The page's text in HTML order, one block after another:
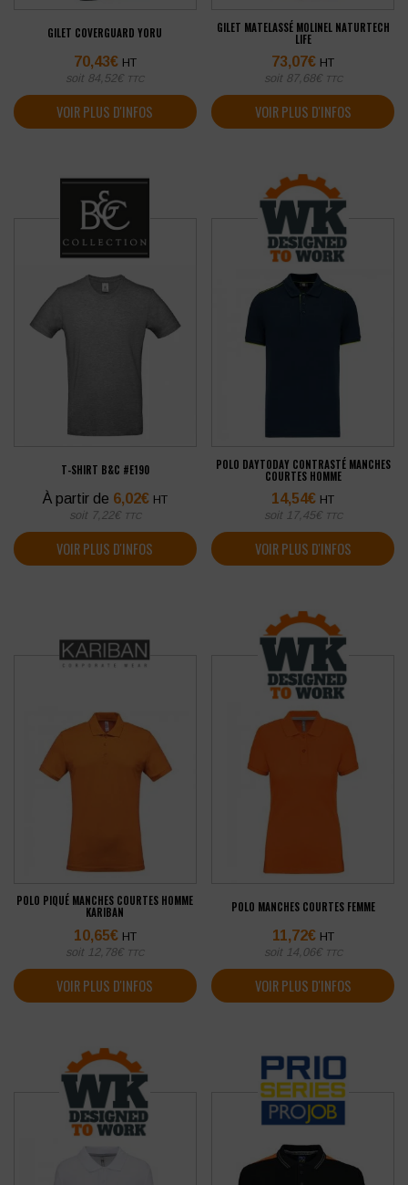
GILET COVERGUARD YORU
70,43€ HT
soit 84,52€ TTC
VOIR PLUS D'INFOS
GILET MATELASSÉ MOLINEL NATURTECH
LIFE
73,07€ HT
soit 87,68€ TTC
VOIR PLUS D'INFOS
T-SHIRT B&C #E190
À partir de 6,02€ HT
soit 7,22€ TTC
VOIR PLUS D'INFOS
POLO DAYTODAY CONTRASTÉ MANCHES
COURTES HOMME
14,54€ HT
soit 17,45€ TTC
VOIR PLUS D'INFOS
POLO PIQUÉ MANCHES COURTES HOMME
KARIBAN
10,65€ HT
soit 12,78€ TTC
VOIR PLUS D'INFOS
POLO MANCHES COURTES FEMME
11,72€ HT
soit 14,06€ TTC
VOIR PLUS D'INFOS